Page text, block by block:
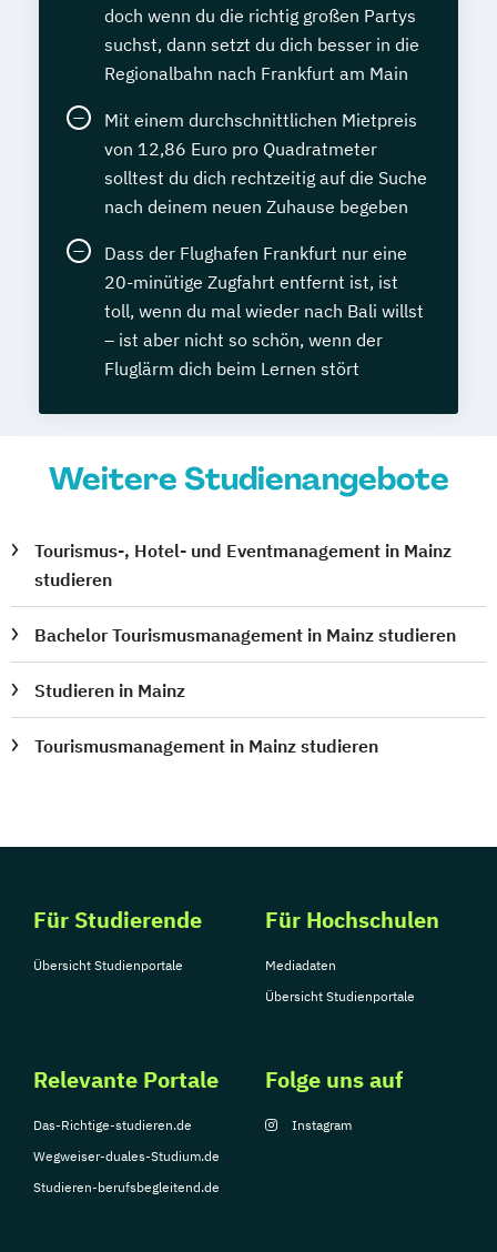
doch wenn du die richtig großen Partys
suchst, dann setzt du dich besser in die
Regionalbahn nach Frankfurt am Main
Mit einem durchschnittlichen Mietpreis
von 12,86 Euro pro Quadratmeter
solltest du dich rechtzeitig auf die Suche
nach deinem neuen Zuhause begeben
Dass der Flughafen Frankfurt nur eine
20-minütige Zugfahrt entfernt ist, ist
toll, wenn du mal wieder nach Bali willst
– ist aber nicht so schön, wenn der
Fluglärm dich beim Lernen stört
Weitere Studienangebote
Tourismus-, Hotel- und Eventmanagement in Mainz
studieren
Bachelor Tourismusmanagement in Mainz studieren
Studieren in Mainz
Tourismusmanagement in Mainz studieren
Für Studierende
Übersicht Studienportale
Für Hochschulen
Mediadaten
Übersicht Studienportale
Relevante Portale
Das-Richtige-studieren.de
Wegweiser-duales-Studium.de
Studieren-berufsbegleitend.de
Folge uns auf
Instagram